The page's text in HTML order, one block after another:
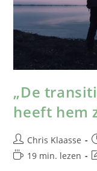
„De
heeft hem
Chris Klaasse
19 min. lezen